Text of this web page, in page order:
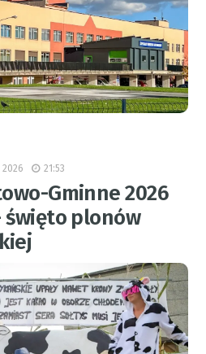
21:53
Gminne 2026
święto plonów